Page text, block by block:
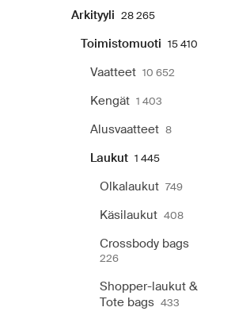
Arkityyli 28 265
Toimistomuoti 15 410
Vaatteet 10 652
Kengät 1 403
Alusvaatteet 8
Laukut 1 445
Olkalaukut 749
Käsilaukut 408
Crossbody bags
226
Shopper-laukut &
Tote bags 433